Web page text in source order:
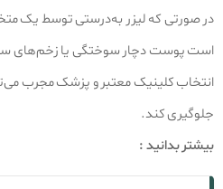
در صورتی که لیزر به‌درستی توسط یک
است پوست دچار سوختگی یا زخم‌های
انتخاب کلینیک معتبر و پزشک مجرب
جلوگیری کند.
بیشتر بدانید :